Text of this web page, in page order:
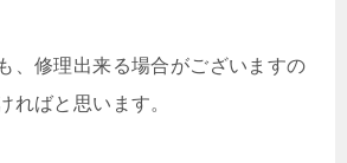
、修理出来る場合がございますの
ればと思います。